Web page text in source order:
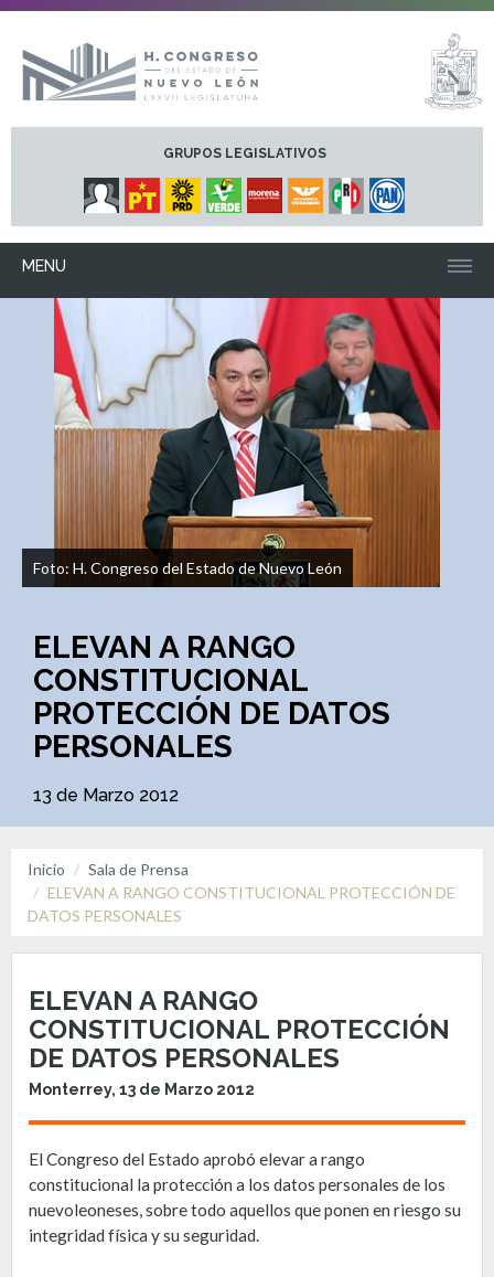
GRUPOS LEGISLATIVOS
MENU
Foto: H. Congreso del Estado de Nuevo León
ELEVAN A RANGO
CONSTITUCIONAL
PROTECCIÓN DE DATOS
PERSONALES
13 de Marzo 2012
Inicio
Sala de Prensa
ELEVAN A RANGO CONSTITUCIONAL PROTECCIÓN DE
DATOS PERSONALES
ELEVAN A RANGO
CONSTITUCIONAL PROTECCIÓN
DE DATOS PERSONALES
Monterrey, 13 de Marzo 2012
El Congreso del Estado aprobó elevar a rango
constitucional la protección a los datos personales de los
nuevoleoneses, sobre todo aquellos que ponen en riesgo su
integridad física y su seguridad.